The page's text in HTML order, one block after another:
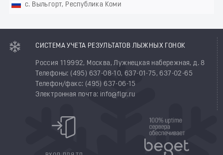
с. Выльгорт, Республика Коми
СИСТЕМА УЧЕТА РЕЗУЛЬТАТОВ ЛЫЖНЫХ ГОНОК
Россия 119992, Москва, Лужнецкая набережная, д. 8
Телефоны: (495) 637-08-10, 637-01-75, 637-02-65
Телефон/факс: (495) 637-06-15
Электронная почта: info@flgr.ru